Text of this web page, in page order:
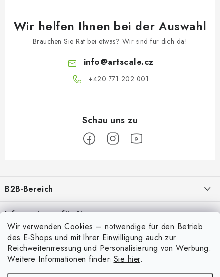
Wir verwenden Cookies – notwendige für den Betrieb
des E-Shops und mit Ihrer Einwilligung auch zur
Reichweitenmessung und Personalisierung von Werbung.
Weitere Informationen finden Sie hier.
Wir helfen Ihnen bei der Auswahl
Brauchen Sie Rat bei etwas? Wir sind für dich da!
info@artscale.cz
+420 771 202 001​
ß
z
B2B-Bereich
Unser Ziel ist die 100%ige Orientierung an den Bedürfnissen der
Service
ANMELDUNG
Informationen für Sie
Über uns
Meine Bestellung
Kontakte
Für Modellbauer
Modellfarben-Umrechner
Mein Konto